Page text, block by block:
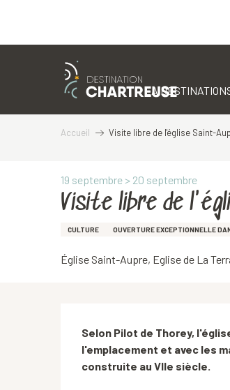
LA DESTINATION
Accueil Visite libre de l'église Saint-
19 septembre > 20 septembre
Visite libre de
CULTURE OUVERTURE EXCEPTIONNELLE
Église Saint-Aupre, Eglise de La
Description
Selon Pilot de Thorey,
l'emplacement et avec les
construite au VIIe siècle.